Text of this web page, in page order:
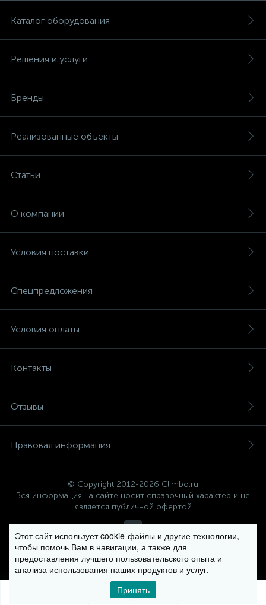
0
Каталог оборудования
Решения и услуги
Бренды
Реализованные объекты
Статьи
О компании
Условия поставки
Спецпредложения
Условия оплаты
Контакты
Отзывы
Правовая информация
© Copyright 2012-2026 Climbo.ru
Вся информация на сайте носит справочный характер и не
является публичной офертой
Политика компании в отношении обработки персональных
данных
Этот сайт использует cookie-файлы и другие технологии,
чтобы помочь Вам в навигации, а также для
предоставления лучшего пользовательского опыта и
анализа использования наших продуктов и услуг.
Принять